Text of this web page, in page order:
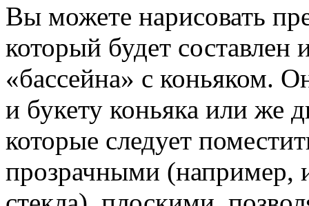
Вы можете нарисовать
который будет
«бассейна» с коньяком.
и букету коньяка или же
которые следует
прозрачными (например,